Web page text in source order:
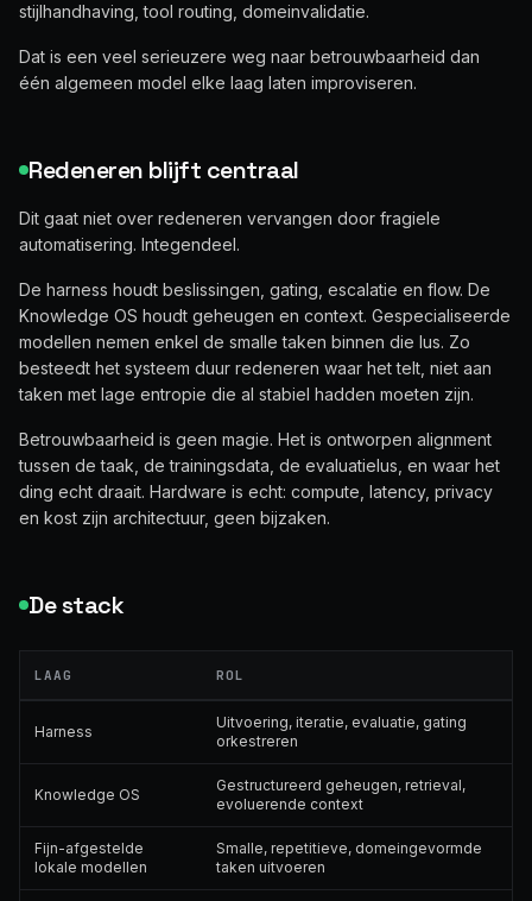
stijlhandhaving, tool routing, domeinvalidatie.
Dat is een veel serieuzere weg naar betrouwbaarheid dan
één algemeen model elke laag laten improviseren.
Redeneren blijft centraal
Dit gaat niet over redeneren vervangen door fragiele
automatisering. Integendeel.
De harness houdt beslissingen, gating, escalatie en flow. De
Knowledge OS houdt geheugen en context. Gespecialiseerde
modellen nemen enkel de smalle taken binnen die lus. Zo
besteedt het systeem duur redeneren waar het telt, niet aan
taken met lage entropie die al stabiel hadden moeten zijn.
Betrouwbaarheid is geen magie. Het is ontworpen alignment
tussen de taak, de trainingsdata, de evaluatielus, en waar het
ding echt draait. Hardware is echt: compute, latency, privacy
en kost zijn architectuur, geen bijzaken.
De stack
LAAG ROL
Harness
Uitvoering, iteratie, evaluatie, gating
orkestreren
Knowledge OS
Gestructureerd geheugen, retrieval,
evoluerende context
Fijn-afgestelde
lokale modellen
Smalle, repetitieve, domeingevormde
taken uitvoeren